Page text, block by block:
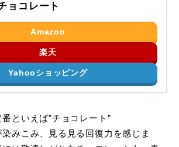
ョコレート
Amazon
楽天
Yahooショッピング
といえば”チョコレート”
みこみ、見る見る回復力を感じま